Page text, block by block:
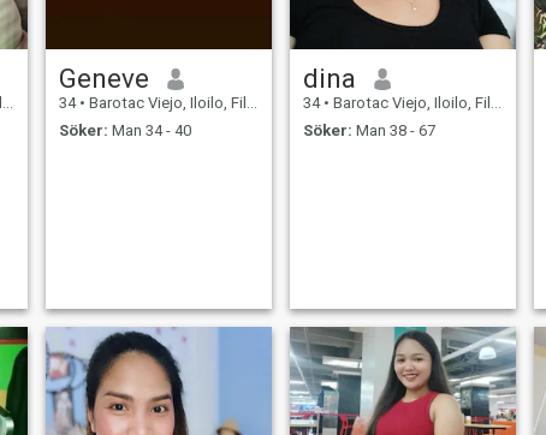
Geneve
34 • Barotac Viejo, Iloilo, Filippinerna
Söker: Man 34 - 40
dina
34 • Barotac Viejo, Iloilo, Filippinerna
Söker: Man 38 - 67